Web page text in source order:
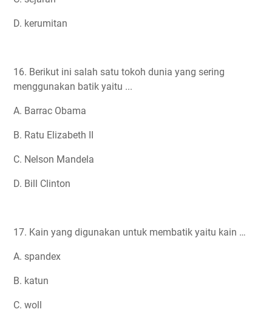
D. kerumitan
16. Berikut ini salah satu tokoh dunia yang sering
menggunakan batik yaitu ...
A. Barrac Obama
B. Ratu Elizabeth II
C. Nelson Mandela
D. Bill Clinton
17. Kain yang digunakan untuk membatik yaitu kain …
A. spandex
B. katun
C. woll